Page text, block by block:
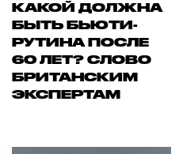
КАКОЙ ДОЛЖНА
БЫТЬ БЬЮТИ-
РУТИНА ПОСЛЕ
60 ЛЕТ? СЛОВО
БРИТАНСКИМ
ЭКСПЕРТАМ